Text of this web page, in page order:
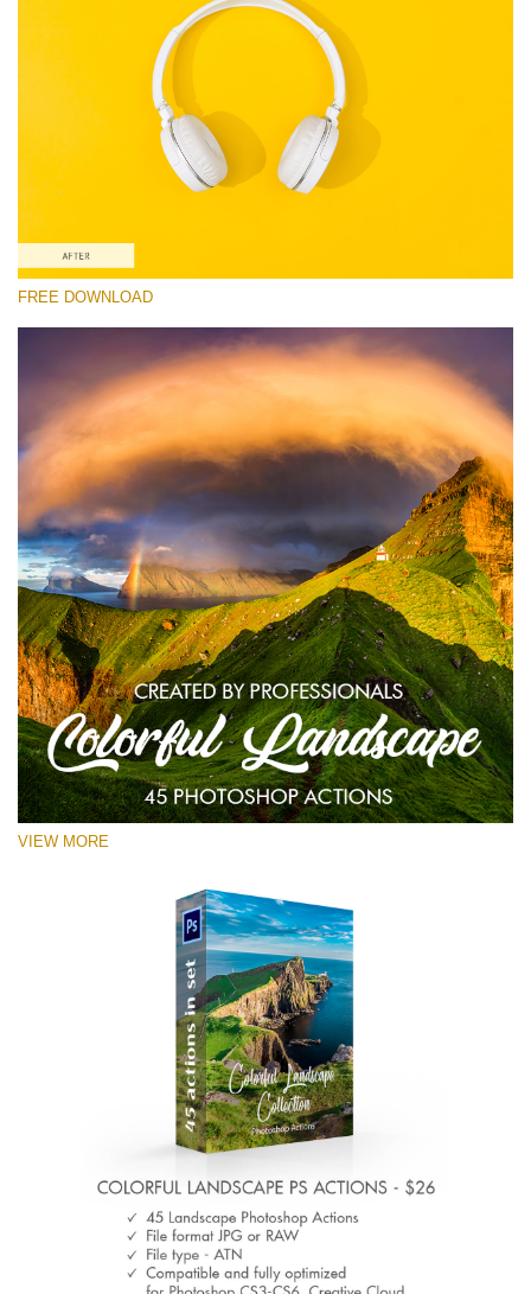
Colorful Landscape
Portrait Complete
Entire Collection
Darmowe Pobieranie
FREE DOWNLOAD
VIEW MORE